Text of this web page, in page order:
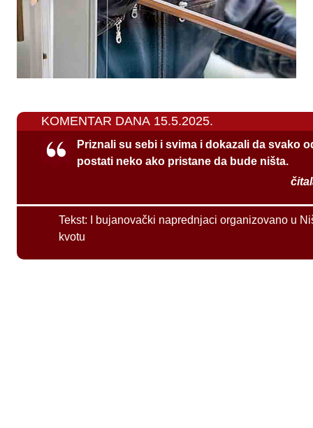
KOMENTAR DANA 15.5.2025.
Priznali su sebi i svima i dokazali da svako
postati neko ako pristane da bude ništa.
Tekst:
I bujanovački naprednjaci organizovano u
kvotu